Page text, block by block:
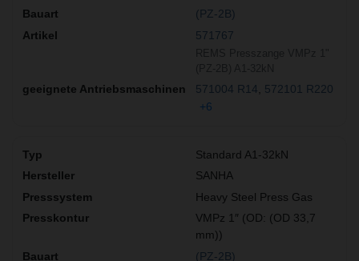
(PZ-2B)
571767
571004 R14
572101 R220
+6
Standard A1-32kN
SANHA
Heavy Steel Press Gas
VMPz 1″ (OD: (OD 33,7
mm))
(PZ-2B)